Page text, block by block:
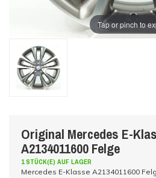
Tap or pinch to
Original Mercedes E-
A2134011600 Felge
1 STÜCK(E) AUF LAGER
Mercedes E-Klasse A2134011600